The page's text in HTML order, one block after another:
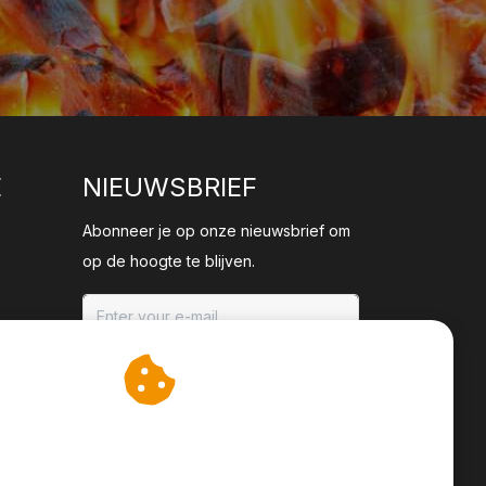
NIEUWSBRIEF
Abonneer je op onze nieuwsbrief om
op de hoogte te blijven.
ABONNEER